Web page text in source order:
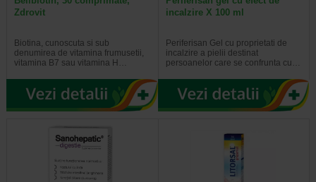
Zdrovit
Biotina, cunoscuta si sub
denumirea de vitamina frumusetii,
vitamina B7 sau vitamina H…
incalzire X 100 ml
Periferisan Gel cu proprietati de
incalzire a pielii destinat
persoanelor care se confrunta cu…